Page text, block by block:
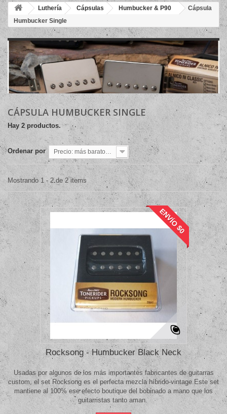
Luthería Cápsulas Humbucker & P90
Cápsula
Humbucker Single
CÁPSULA HUMBUCKER SINGLE
Hay 2 productos.
Ordenar por
Mostrando 1 - 2 de 2 items
ENVÍO $0
Rocksong - Humbucker Black Neck
Usadas por algunos de los más importantes fabricantes de guitarras
custom, el set Rocksong es el perfecta mezcla híbrido-vintage.Este set
mantiene al 100% ese efecto boutique del bobinado a mano que los
guitarristas tanto aman.